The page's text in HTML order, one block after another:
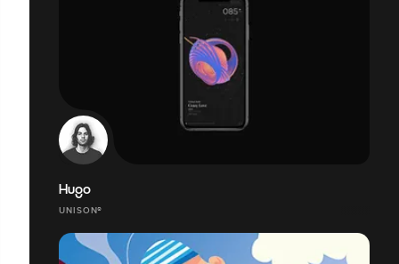
Hugo
UNISON®